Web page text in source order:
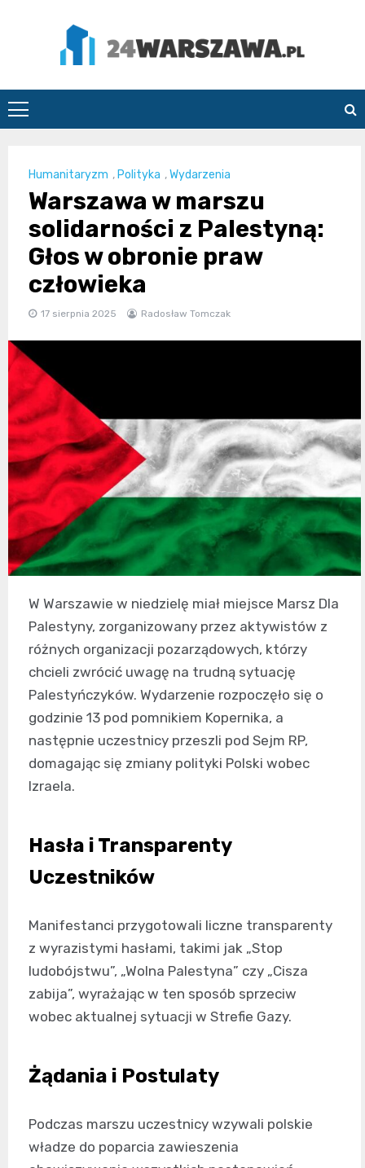
24Warszawa.pl
Humanitaryzm , Polityka ,Wydarzenia
Warszawa w marszu
solidarności z Palestyną:
Głos w obronie praw
człowieka
17 sierpnia 2025 Radosław Tomczak
W Warszawie w niedzielę miał miejsce Marsz Dla
Palestyny, zorganizowany przez aktywistów z
różnych organizacji pozarządowych, którzy
chcieli zwrócić uwagę na trudną sytuację
Palestyńczyków. Wydarzenie rozpoczęło się o
godzinie 13 pod pomnikiem Kopernika, a
następnie uczestnicy przeszli pod Sejm RP,
domagając się zmiany polityki Polski wobec
Izraela.
Hasła i Transparenty
Uczestników
Manifestanci przygotowali liczne transparenty
z wyrazistymi hasłami, takimi jak „Stop
ludobójstwu”, „Wolna Palestyna” czy „Cisza
zabija”, wyrażając w ten sposób sprzeciw
wobec aktualnej sytuacji w Strefie Gazy.
Żądania i Postulaty
Podczas marszu uczestnicy wzywali polskie
władze do poparcia zawieszenia